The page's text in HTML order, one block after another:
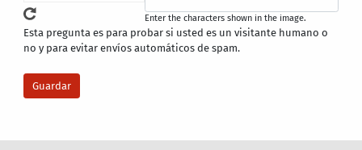
Enter the characters shown in the image.
Esta pregunta es para probar si usted es un visitante humano o
no y para evitar envíos automáticos de spam.